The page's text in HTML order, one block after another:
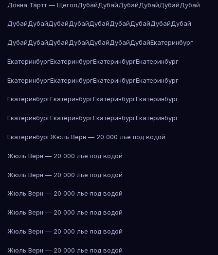
Донна Тартт — ЩеголДубайДубайДубайДубайДубайДубай
ДубайДубайДубайДубайДубайДубайДубайДубайДубай
ДубайДубайДубайДубайДубайДубайДубайЕкатеринбург
ЕкатеринбургЕкатеринбургЕкатеринбургЕкатеринбург
ЕкатеринбургЕкатеринбургЕкатеринбургЕкатеринбург
ЕкатеринбургЕкатеринбургЕкатеринбургЕкатеринбург
ЕкатеринбургЕкатеринбургЕкатеринбургЕкатеринбург
ЕкатеринбургЖюль Верн — 20 000 лье под водой
Жюль Верн — 20 000 лье под водой
Жюль Верн — 20 000 лье под водой
Жюль Верн — 20 000 лье под водой
Жюль Верн — 20 000 лье под водой
Жюль Верн — 20 000 лье под водой
Жюль Верн — 20 000 лье под водой